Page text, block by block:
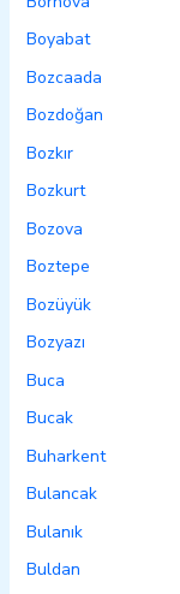
Boyabat
Bozcaada
Bozdoğan
Bozkır
Bozkurt
Bozova
Boztepe
Bozüyük
Bozyazı
Buca
Bucak
Buharkent
Bulancak
Bulanık
Buldan